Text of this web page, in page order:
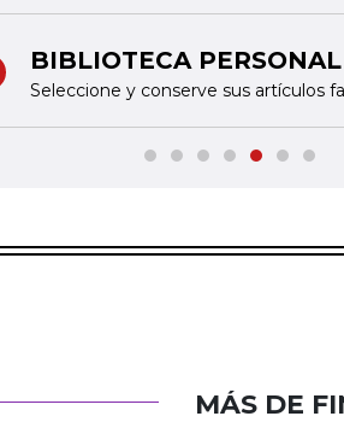
BIBLIOTECA PERSONAL
Seleccione y conserve sus artículos
MÁS DE